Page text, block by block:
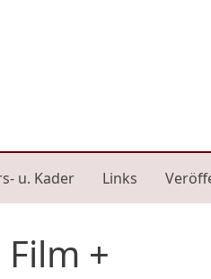
u. Kader Links
+